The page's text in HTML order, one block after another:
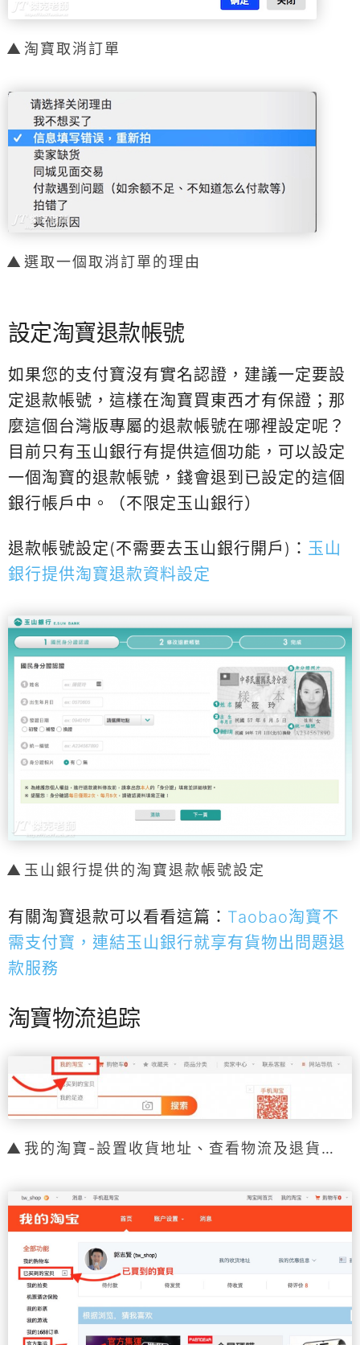
淘寶取消訂單
選取一個取消訂單的理由
設定淘寶退款帳號
如果您的支付寶沒有實名認證，建議一定要設
定退款帳號，這樣在淘寶買東西才有保證；那
麼這個台灣版專屬的退款帳號在哪裡設定呢？
目前只有玉山銀行有提供這個功能，可以設定
一個淘寶的退款帳號，錢會退到已設定的這個
銀行帳戶中。（不限定玉山銀行）
退款帳號設定(不需要去玉山銀行開戶)： 玉山
銀行提供淘寶退款資料設定
玉山銀行提供的淘寶退款帳號設定
有關淘寶退款可以看看這篇： Taobao淘寶不
需支付寶，連結玉山銀行就享有貨物出問題退
款服務
淘寶物流追踪
我的淘寶-設置收貨地址、查看物流及退貨…